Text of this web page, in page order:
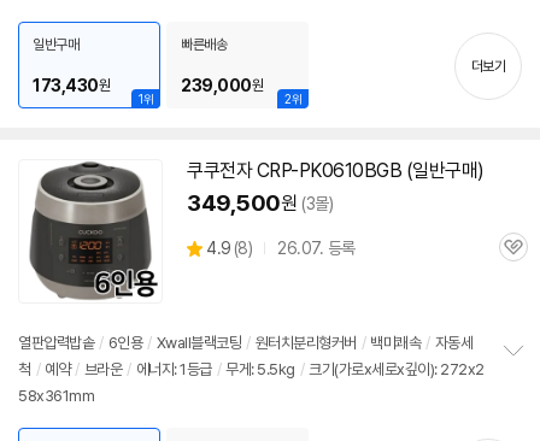
mm
기
1위
일반구매
173,430원
2위
빠른배송
239,000원
더보기
쿠쿠전자 CRP-PK0610BGB (일반구매)
349,500원 (3몰)
별
4.9 (상
8) 26.07. 등록
관
열판압력밥솥 / 6인용 / Xwall블랙코팅 / 원터치분리형커버 / 백미쾌속 / 자동세
척 / 예약 / 브라운 / 에너지: 1등급 / 무게: 5.5kg / 크기(가로x세로x깊이): 272x2
58x361mm